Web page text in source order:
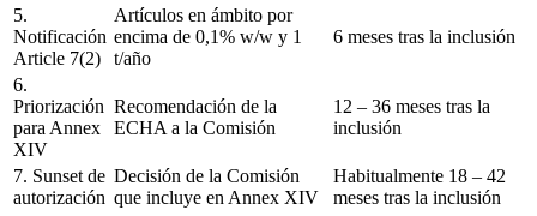
5.
Notificación
Article 7(2)
Artículos en ámbito por
encima de 0,1% w/w y 1
t/año
6 meses tras la inclusión
6.
Priorización
para Annex
XIV
Recomendación de la
ECHA a la Comisión
12 – 36 meses tras la
inclusión
7. Sunset de
autorización
Decisión de la Comisión
que incluye en Annex XIV
Habitualmente 18 – 42
meses tras la inclusión